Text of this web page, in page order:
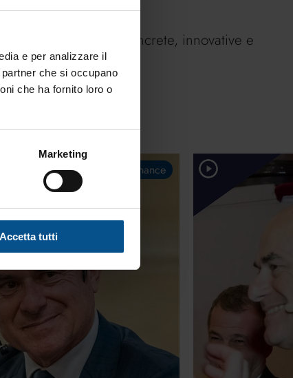
e per analizzare il
che si occupano
che ha fornito loro o
Marketing
Accetta tutti
offrendo soluzioni concrete, innovative e
Finance